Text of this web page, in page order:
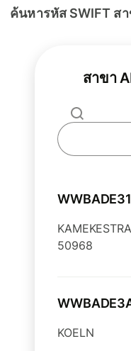
ค้นหารหัส SWIFT สา
สาขา
50968
KOELN